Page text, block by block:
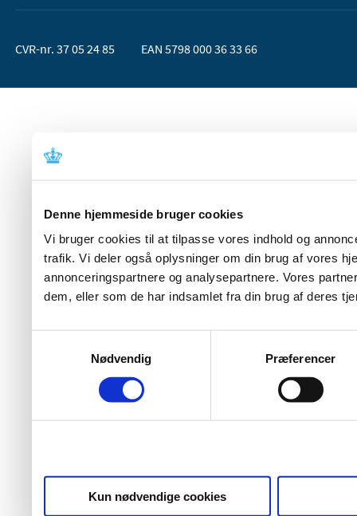
Denne hjemmeside bruger cookies
Vi bruger cookies til at tilpasse vores indhold og
trafik. Vi deler også oplysninger om din brug af vores
annonceringspartnere og analysepartnere. Vores
dem, eller som de har indsamlet fra din brug af deres
Nødvendig
Præferencer
Kun nødvendige cookies
CVR-nr. 37 05 24 85 EAN 5798 000 36 33 66